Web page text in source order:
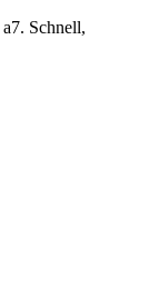
a7. Schnell,